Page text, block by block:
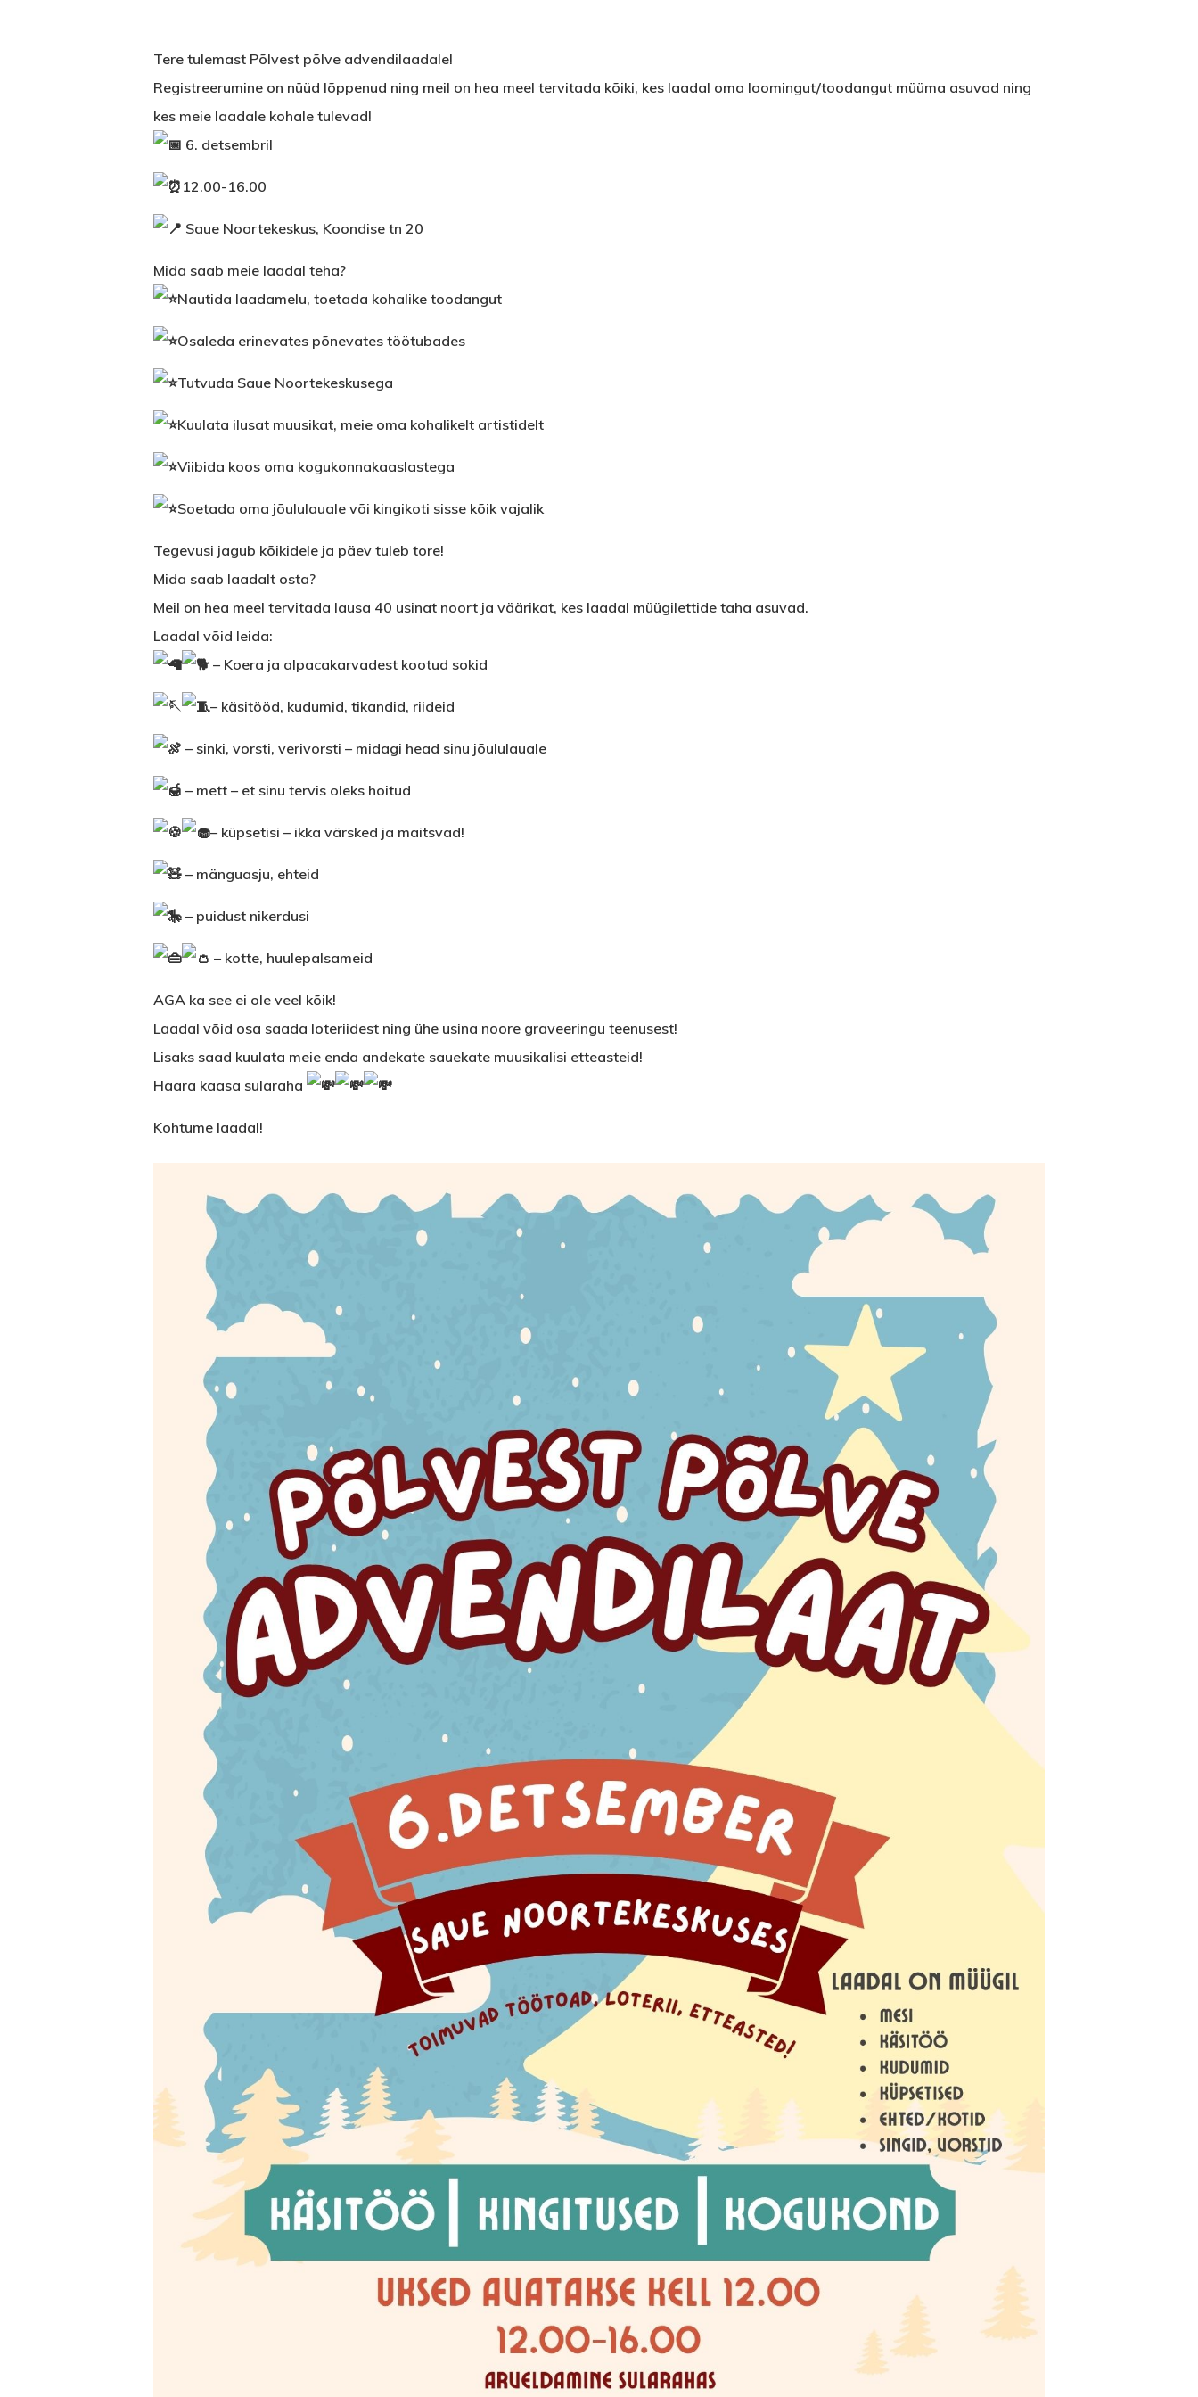
Tere tulemast Põlvest põlve advendilaadale!
Registreerumine on nüüd lõppenud ning meil on hea meel tervitada kõiki, kes laadal oma loomingut/toodangut müüma asuvad ning
kes meie laadale kohale tulevad!
6. detsembril
12.00-16.00
Saue Noortekeskus, Koondise tn 20
Mida saab meie laadal teha?
Nautida laadamelu, toetada kohalike toodangut
Osaleda erinevates põnevates töötubades
Tutvuda Saue Noortekeskusega
Kuulata ilusat muusikat, meie oma kohalikelt artistidelt
Viibida koos oma kogukonnakaaslastega
Soetada oma jõululauale või kingikoti sisse kõik vajalik
Tegevusi jagub kõikidele ja päev tuleb tore!
Mida saab laadalt osta?
Meil on hea meel tervitada lausa 40 usinat noort ja väärikat, kes laadal müügilettide taha asuvad.
Laadal võid leida:
– Koera ja alpacakarvadest kootud sokid
– käsitööd, kudumid, tikandid, riideid
– sinki, vorsti, verivorsti – midagi head sinu jõululauale
– mett – et sinu tervis oleks hoitud
– küpsetisi – ikka värsked ja maitsvad!
– mänguasju, ehteid
– puidust nikerdusi
– kotte, huulepalsameid
AGA ka see ei ole veel kõik!
Laadal võid osa saada loteriidest ning ühe usina noore graveeringu teenusest!
Lisaks saad kuulata meie enda andekate sauekate muusikalisi etteasteid!
Haara kaasa sularaha
Kohtume laadal!